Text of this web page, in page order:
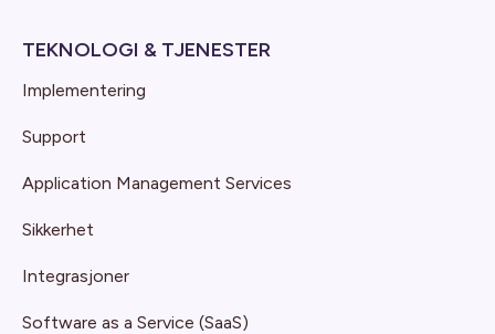
TEKNOLOGI & TJENESTER
Implementering
Support
Application Management Services
Sikkerhet
Integrasjoner
Software as a Service (SaaS)